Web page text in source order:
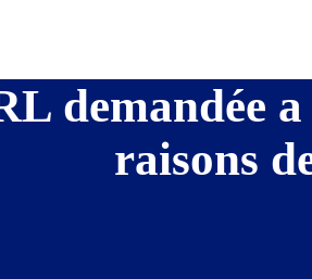
demandée a
raisons